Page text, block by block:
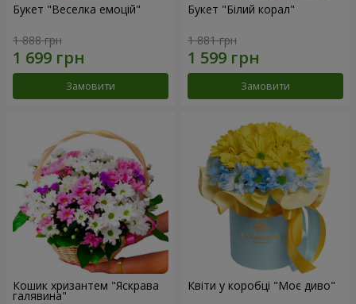
Букет "Веселка емоцій"
1 888 грн
Замовити
Букет "Білий корал"
1 881 грн
Замовити
Кошик хризантем "Яскрава
галявина"
Квіти у коробці "Моє диво"